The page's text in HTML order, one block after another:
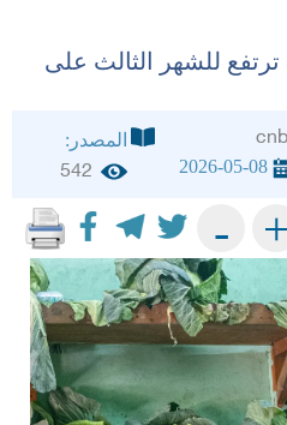
ترتفع للشهر الثالث على
المصدر:
2026-05-08
542
+
-